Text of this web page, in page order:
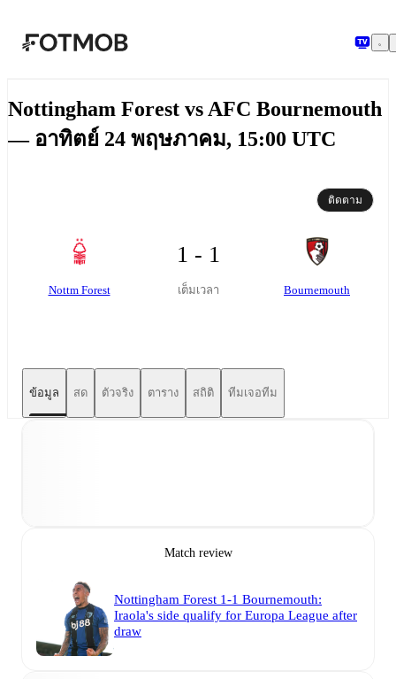
ข้ามไปยังเนื้อหาหลัก
Nottingham Forest vs AFC Bournemouth
— อาทิตย์ 24 พฤษภาคม, 15:00 UTC
ติดตาม
Nottm Forest
1 - 1
เต็มเวลา Bournemouth
ข้อมูล สด ตัวจริง ตาราง สถิติ ทีมเจอทีม
Match review
Nottingham Forest 1-1 Bournemouth:
Iraola's side qualify for Europa League after
draw